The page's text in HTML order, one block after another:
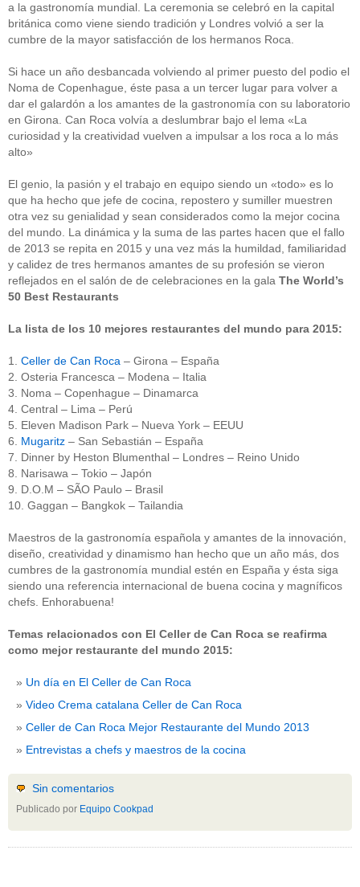
a la gastronomía mundial. La ceremonia se celebró en la capital
británica como viene siendo tradición y Londres volvió a ser la
cumbre de la mayor satisfacción de los hermanos Roca.
Si hace un año desbancada volviendo al primer puesto del podio el
Noma de Copenhague, éste pasa a un tercer lugar para volver a
dar el galardón a los amantes de la gastronomía con su laboratorio
en Girona. Can Roca volvía a deslumbrar bajo el lema «La
curiosidad y la creatividad vuelven a impulsar a los roca a lo más
alto»
El genio, la pasión y el trabajo en equipo siendo un «todo» es lo
que ha hecho que jefe de cocina, repostero y sumiller muestren
otra vez su genialidad y sean considerados como la mejor cocina
del mundo. La dinámica y la suma de las partes hacen que el fallo
de 2013 se repita en 2015 y una vez más la humildad, familiaridad
y calidez de tres hermanos amantes de su profesión se vieron
reflejados en el salón de de celebraciones en la gala The World’s
50 Best Restaurants
La lista de los 10 mejores restaurantes del mundo para 2015:
1. Celler de Can Roca – Girona – España
2. Osteria Francesca – Modena – Italia
3. Noma – Copenhague – Dinamarca
4. Central – Lima – Perú
5. Eleven Madison Park – Nueva York – EEUU
6. Mugaritz – San Sebastián – España
7. Dinner by Heston Blumenthal – Londres – Reino Unido
8. Narisawa – Tokio – Japón
9. D.O.M – SÃO Paulo – Brasil
10. Gaggan – Bangkok – Tailandia
Maestros de la gastronomía española y amantes de la innovación,
diseño, creatividad y dinamismo han hecho que un año más, dos
cumbres de la gastronomía mundial estén en España y ésta siga
siendo una referencia internacional de buena cocina y magníficos
chefs. Enhorabuena!
Temas relacionados con El Celler de Can Roca se reafirma
como mejor restaurante del mundo 2015:
Un día en El Celler de Can Roca
Video Crema catalana Celler de Can Roca
Celler de Can Roca Mejor Restaurante del Mundo 2013
Entrevistas a chefs y maestros de la cocina
Sin comentarios
Publicado por Equipo Cookpad